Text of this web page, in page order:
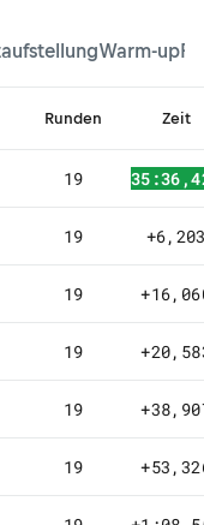
Warm-up
Runden Zeit
19
19
19
19
19
19